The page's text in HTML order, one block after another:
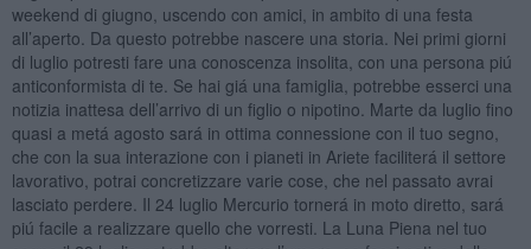
weekend di giugno, uscendo con amici, in ambito di una festa
all’aperto. Da questo potrebbe nascere una storia. Nei primi giorni
di luglio potresti fare una conoscenza insolita, con una persona piú
anticonformista di te. Se hai giá una famiglia, potrebbe esserci una
notizia inattesa dell’arrivo di un figlio o nipotino. Marte da luglio fino
quasi a metá agosto sará in ottima connessione con il tuo segno,
che con la sua interazione con i pianeti in Ariete faciliterá il settore
lavorativo, potrai concretizzare varie cose, che nel passato avrai
lasciato perdere. Il 24 luglio Mercurio tornerá in moto diretto, sará
piú facile a realizzare quello che vorresti. La Luna Piena nel tuo